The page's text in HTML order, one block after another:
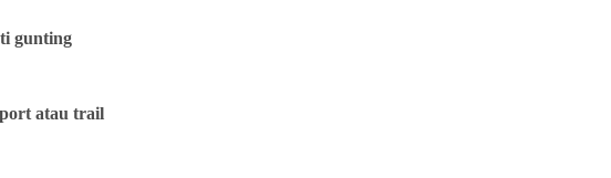
gunting
atau trail